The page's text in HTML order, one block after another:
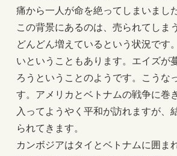
痛から一人が命を絶ってしまいました
この背景にあるのは、売られてしま
どんどん増えているという状況です
いということもあります。エイズが
ろうということのようです。こうな
す。アメリカとベトナムの戦争に巻
入ってようやく平和が訪れますが、
られてきます。
カンボジアはタイとベトナムに囲ま